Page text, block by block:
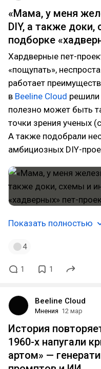
«Мама, у меня
DIY, а также доки,
подборке
Хардверные пет-
«пощупать»,
работает
в Beeline Cloud решили
полезно может быть
точки зрения ученых
А также подобрали
амбициозных DIY-
Показать полностью
4
1 1
Beeline Cloud
Мнения 12 мар
История
1960-х напугали
артом» —